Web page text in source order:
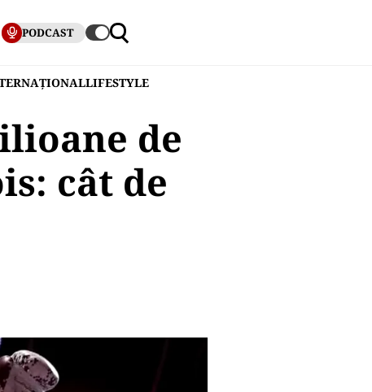
PODCAST
LIFESTYLE
de
cât de